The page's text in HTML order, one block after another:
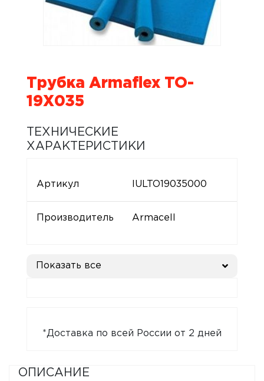
Трубка Armaflex TO-
19X035
ТЕХНИЧЕСКИЕ
ХАРАКТЕРИСТИКИ
Артикул IULTO19035000
Производитель Armacell
Показать все
*Доставка по всей России от 2 дней
ОПИСАНИЕ